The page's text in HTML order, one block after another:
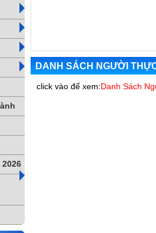
DANH SÁCH NGƯỜI
click vào để xem:Danh Sách